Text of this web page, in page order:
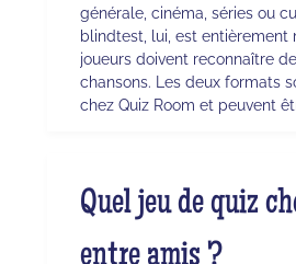
générale, cinéma, séries ou
blindtest, lui, est entièrement
joueurs doivent reconnaître
chansons. Les deux formats
chez Quiz Room et peuvent
Quel jeu de quiz